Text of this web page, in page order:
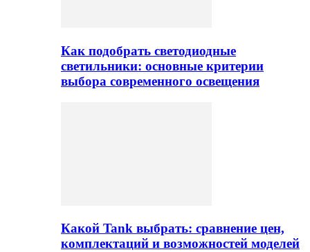
Как подобрать светодиодные
светильники: основные критерии
выбора современного освещения
Какой Tank выбрать: сравнение цен,
комплектаций и возможностей моделей